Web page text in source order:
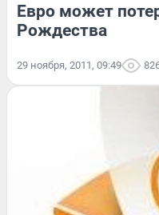
Евро может
Рождества
29 ноября, 2011, 09:49